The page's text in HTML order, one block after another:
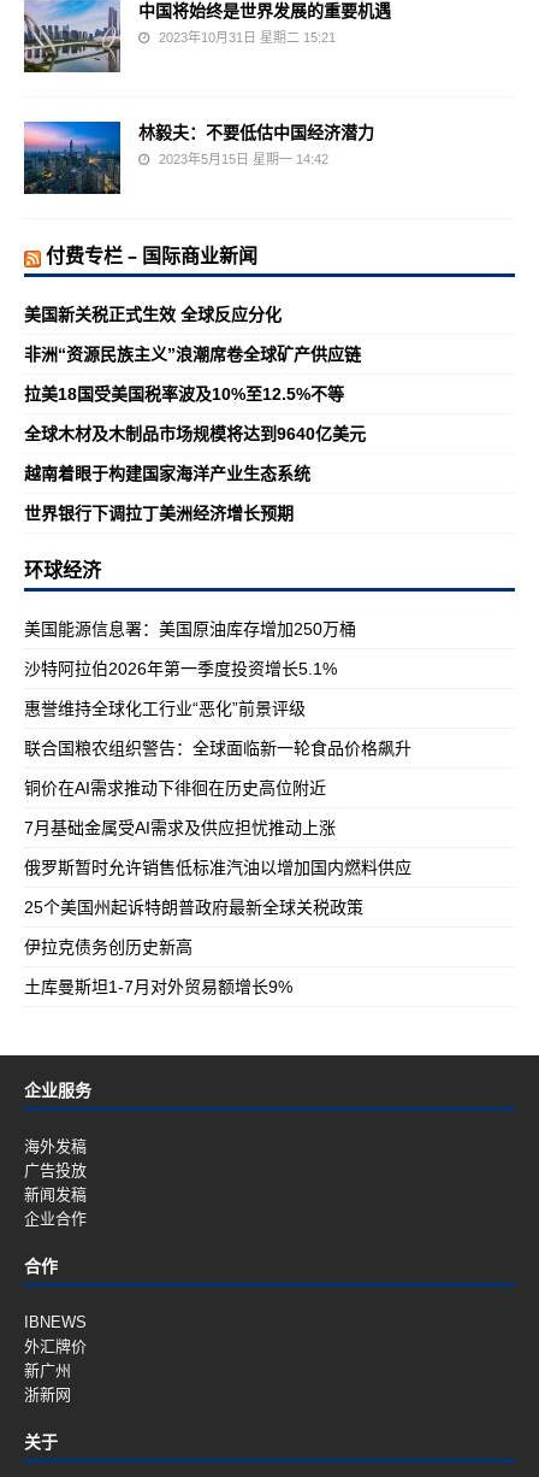
中国将始终是世界发展的重要机遇
2023年10月31日 星期二 15:21
林毅夫：不要低估中国经济潜力
2023年5月15日 星期一 14:42
付费专栏 – 国际商业新闻
美国新关税正式生效 全球反应分化
非洲“资源民族主义”浪潮席卷全球矿产供应链
拉美18国受美国税率波及10%至12.5%不等
全球木材及木制品市场规模将达到9640亿美元
越南着眼于构建国家海洋产业生态系统
世界银行下调拉丁美洲经济增长预期
环球经济
美国能源信息署：美国原油库存增加250万桶
沙特阿拉伯2026年第一季度投资增长5.1%
惠誉维持全球化工行业“恶化”前景评级
联合国粮农组织警告：全球面临新一轮食品价格飙升
铜价在AI需求推动下徘徊在历史高位附近
7月基础金属受AI需求及供应担忧推动上涨
俄罗斯暂时允许销售低标准汽油以增加国内燃料供应
25个美国州起诉特朗普政府最新全球关税政策
伊拉克债务创历史新高
土库曼斯坦1-7月对外贸易额增长9%
企业服务
海外发稿
广告投放
新闻发稿
企业合作
合作
IBNEWS
外汇牌价
新广州
浙新网
关于